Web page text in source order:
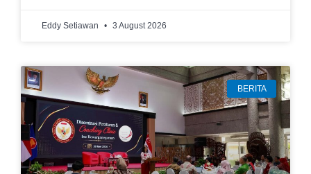
Eddy Setiawan 3 August 2026
BERITA